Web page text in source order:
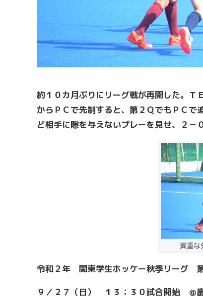
約１０カ月ぶりにリーグ戦が再開した。Ｔ
からＰＣで先制すると、第２ＱでもＰＣで
ど相手に隙を与えないプレーを見せ、２－
貴重な
令和２年 関東学生ホッケー秋季リーグ
９／２７（日） １３：３０試合開始 ＠